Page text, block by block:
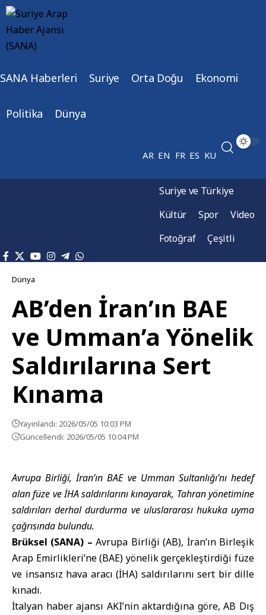
SANA Haberleri Suriye Orta Doğu Ekonomi
Politika Dünya
AR EN FR ES KU
Suriye ve Türkiye
Kültür
Spor
Video
Fotoğraf
Çeşitli
Dünya
AB’den İran’ın BAE
ve Umman’a Yönelik
Saldırılarına Sert
Kınama
Yayınlandı: 2026/05/05 10:03 PM
Güncellendi: 2026/05/05 10:04 PM
Avrupa Birliği, İran’ın BAE ve Umman Sultanlığı’nı hedef
alan füze ve İHA saldırılarını kınayarak, Tahran yönetimine
saldırıları derhal durdurma ve uluslararası hukuka uyma
çağrısında bulundu.
Brüksel (SANA) –Avrupa Birliği (AB), İran’ın Birleşik
Arap Emirlikleri’ne (BAE) yönelik gerçekleştirdiği füze
ve insansız hava aracı (İHA) saldırılarını sert bir dille
kınadı.
İtalyan haber ajansı AKI’nin aktardığına göre, AB Dış